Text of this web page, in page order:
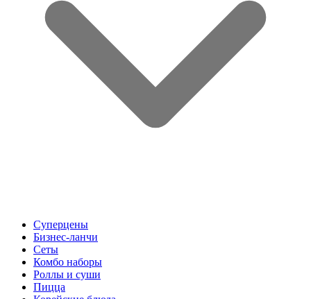
Суперцены
Бизнес-ланчи
Сеты
Комбо наборы
Роллы и суши
Пицца